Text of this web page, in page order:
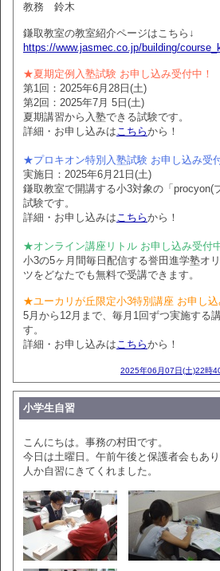
教務 鈴木
鎌取教室の教室紹介ページはこちら↓
https://www.jasmec.co.jp/building/
★夏期定例入塾試験 お申し込み受付中！
第1回：2025年6月28日(土)
第2回：2025年7月 5日(土)
夏期講習から入塾できる試験です。
詳細・お申し込みはこちらから！
★プロキオン特別入塾試験 お申し込み受
実施日：2025年6月21日(土)
鎌取教室で開講する小3対象の「procyon(
試験です。
詳細・お申し込みはこちらから！
★オンライン講座リトル お申し込み受付
小3の5ヶ月間毎日配信する誉田進学塾オ
ツをどなたでも無料で受講できます。
★ユーカリが丘限定小3特別講座 お申し込
5月から12月まで、毎月1回ずつ実施する
す。
詳細・お申し込みはこちらから！
2025年06月07日(土)22時
小学生自習
こんにちは。事務の村田です。
今日は土曜日。午前午後と保護者会もあ
人か自習にきてくれました。